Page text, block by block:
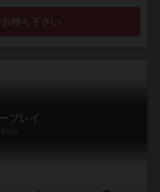
待ち下さい
プレイ
Play